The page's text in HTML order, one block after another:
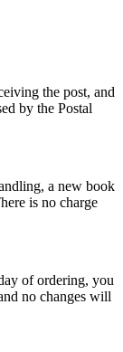
the post, and
by the Postal
a new book
is no charge
of ordering, you
no changes will